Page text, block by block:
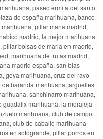
paseo ermita del santo
de españa marihuana, banco
pillar maria madrid,
madrid, la mejor marihuana
bolsas de maria en madrid,
marihuana de frutas madrid,
madrid españa, san blas
goya marihuana, cruz del rayo
baranda marihuana, arguelles
sanchinarro marihuana,
marihuana, la moraleja
marihuana, club de campo
club de caballo marihuana
en sotogrande, pillar porros en